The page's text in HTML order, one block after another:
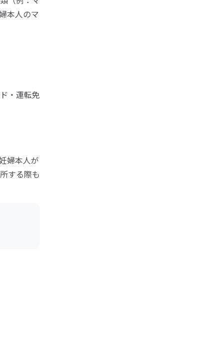
本人のマ
・運転免
婦本人が
する際も